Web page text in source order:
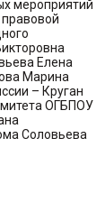
мероприятий
Елена
Марина
– Круган
ОГБПОУ
Соловьева